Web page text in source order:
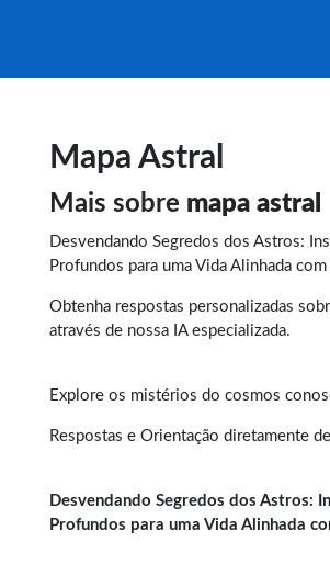
Mapa Astral
Mais sobre mapa astral
Desvendando Segredos dos Astros:
Profundos para uma Vida Alinhada
Obtenha respostas personalizadas
através de nossa IA especializada.
Explore os mistérios do cosmos
Respostas e Orientação diretamente
Desvendando Segredos dos Astros:
Profundos para uma Vida Alinhada